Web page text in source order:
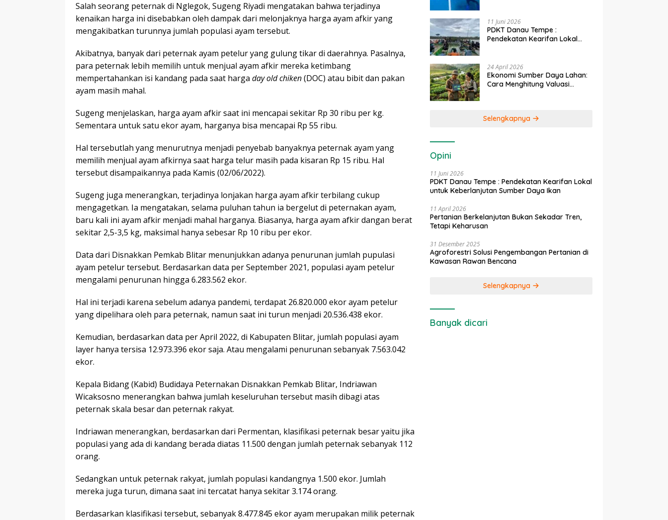
Salah seorang peternak di Nglegok, Sugeng Riyadi mengatakan bahwa terjadinya
kenaikan harga ini disebabkan oleh dampak dari melonjaknya harga ayam afkir yang
mengakibatkan turunnya jumlah populasi ayam tersebut.
Akibatnya, banyak dari peternak ayam petelur yang gulung tikar di daerahnya. Pasalnya,
para peternak lebih memilih untuk menjual ayam afkir mereka ketimbang
mempertahankan isi kandang pada saat harga day old chiken(DOC) atau bibit dan pakan
ayam masih mahal.
Sugeng menjelaskan, harga ayam afkir saat ini mencapai sekitar Rp 30 ribu per kg.
Sementara untuk satu ekor ayam, harganya bisa mencapai Rp 55 ribu.
Hal tersebutlah yang menurutnya menjadi penyebab banyaknya peternak ayam yang
memilih menjual ayam afkirnya saat harga telur masih pada kisaran Rp 15 ribu. Hal
tersebut disampaikannya pada Kamis (02/06/2022).
Sugeng juga menerangkan, terjadinya lonjakan harga ayam afkir terbilang cukup
mengagetkan. Ia mengatakan, selama puluhan tahun ia bergelut di peternakan ayam,
baru kali ini ayam afkir menjadi mahal harganya. Biasanya, harga ayam afkir dangan berat
sekitar 2,5-3,5 kg, maksimal hanya sebesar Rp 10 ribu per ekor.
Data dari Disnakkan Pemkab Blitar menunjukkan adanya penurunan jumlah pupulasi
ayam petelur tersebut. Berdasarkan data per September 2021, populasi ayam petelur
mengalami penurunan hingga 6.283.562 ekor.
Hal ini terjadi karena sebelum adanya pandemi, terdapat 26.820.000 ekor ayam petelur
yang dipelihara oleh para peternak, namun saat ini turun menjadi 20.536.438 ekor.
Kemudian, berdasarkan data per April 2022, di Kabupaten Blitar, jumlah populasi ayam
layer hanya tersisa 12.973.396 ekor saja. Atau mengalami penurunan sebanyak 7.563.042
ekor.
Kepala Bidang (Kabid) Budidaya Peternakan Disnakkan Pemkab Blitar, Indriawan
Wicaksosno menerangkan bahwa jumlah keseluruhan tersebut masih dibagi atas
peternak skala besar dan peternak rakyat.
Indriawan menerangkan, berdasarkan dari Permentan, klasifikasi peternak besar yaitu jika
populasi yang ada di kandang berada diatas 11.500 dengan jumlah peternak sebanyak 112
orang.
Sedangkan untuk peternak rakyat, jumlah populasi kandangnya 1.500 ekor. Jumlah
mereka juga turun, dimana saat ini tercatat hanya sekitar 3.174 orang.
Berdasarkan klasifikasi tersebut, sebanyak 8.477.845 ekor ayam merupakan milik peternak
11 Juni 2026
PDKT Danau Tempe :
Pendekatan Kearifan Lokal
24 April 2026
Ekonomi Sumber Daya Lahan:
Cara Menghitung Valuasi
Selengkapnya
Opini
11 Juni 2026
PDKT Danau Tempe : Pendekatan Kearifan Lokal
untuk Keberlanjutan Sumber Daya Ikan
11 April 2026
Pertanian Berkelanjutan Bukan Sekadar Tren,
Tetapi Keharusan
31 Desember 2025
Agroforestri Solusi Pengembangan Pertanian di
Kawasan Rawan Bencana
Selengkapnya
Banyak dicari